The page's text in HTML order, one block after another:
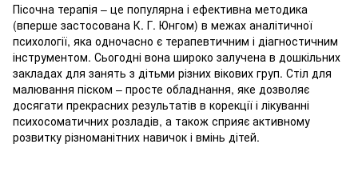
Пісочна терапія – це популярна і ефективна методика
(вперше застосована К. Г. Юнгом) в межах аналітичної
психології, яка одночасно є терапевтичним і діагностичним
інструментом. Сьогодні вона широко залучена в дошкільних
закладах для занять з дітьми різних вікових груп. Стіл для
малювання піском – просте обладнання, яке дозволяє
досягати прекрасних результатів в корекції і лікуванні
психосоматичних розладів, а також сприяє активному
розвитку різноманітних навичок і вмінь дітей.